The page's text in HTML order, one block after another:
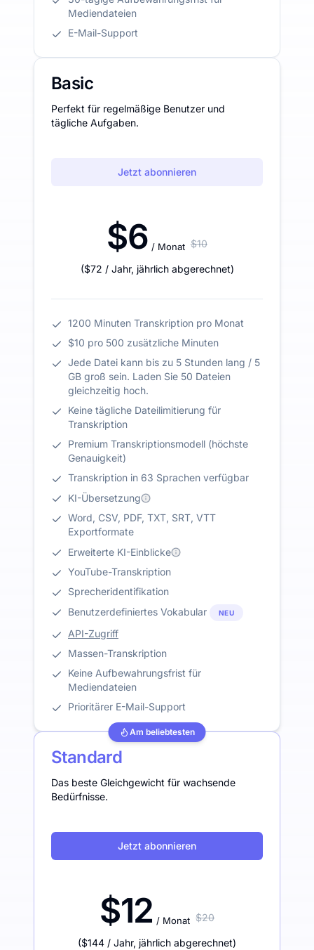
Mediendateien
E-Mail-Support
Basic
Perfekt für regelmäßige Benutzer und
tägliche Aufgaben.
Jetzt abonnieren
$6 / Monat $10
($72 / Jahr, jährlich abgerechnet)
1200 Minuten Transkription pro Monat
$10 pro 500 zusätzliche Minuten
Jede Datei kann bis zu 5 Stunden lang / 5
GB groß sein. Laden Sie 50 Dateien
gleichzeitig hoch.
Keine tägliche Dateilimitierung für
Transkription
Premium Transkriptionsmodell (höchste
Genauigkeit)
Transkription in 63 Sprachen verfügbar
KI-Übersetzung
Word, CSV, PDF, TXT, SRT, VTT
Exportformate
Erweiterte KI-Einblicke
YouTube-Transkription
Sprecheridentifikation
Benutzerdefiniertes Vokabular
NEU
API-Zugriff
Massen-Transkription
Keine Aufbewahrungsfrist für
Mediendateien
Prioritärer E-Mail-Support
Am beliebtesten
Standard
Das beste Gleichgewicht für wachsende
Bedürfnisse.
Jetzt abonnieren
$12 / Monat $20
($144 / Jahr, jährlich abgerechnet)